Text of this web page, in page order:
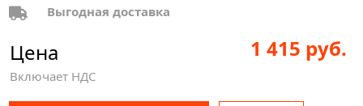
Выгодная доставка
Цена
Включает НДС
1 415 руб.